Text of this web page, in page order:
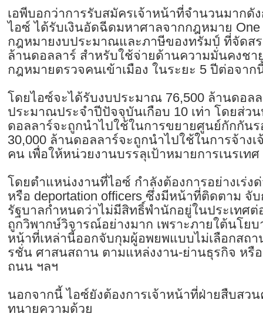
เอพีบอกว่าการรับสมัครเจ้าหน้าที่จำนวนมากดั
ไอซ์ ได้รับเงินอัดฉีดมหาศาลจากกฎหมาย One
กฎหมายงบประมาณและภาษีของทรัมป์ ที่จัดส
ล้านดอลลาร์ สำหรับใช้จ่ายด้านความมั่นคงช
กฎหมายตรวจคนเข้าเมือง ในระยะ 5 ปีต่อจาก
โดยไอซ์จะได้รับงบประมาณ 76,500 ล้านดอล
ประมาณประจำปีปัจจุบันเกือบ 10 เท่า โดยส่ว
ดอลลาร์จะถูกนำไปใช้ในการขยายศูนย์กักกันร
30,000 ล้านดอลลาร์จะถูกนำไปใช้ในการจ้างเ
คน เพื่อให้หน่วยงานบรรลุเป้าหมายการเนรเท
โดยตำแหน่งงานที่ไอซ์ กำลังต้องการอย่างเร่ง
หรือ deportation officers ซึ่งมีหน้าที่ติดตาม จั
รัฐบาลกำหนดว่าไม่มีสิทธิ์พำนักอยู่ในประเทศ
ถูกวิพากษ์วิจารณ์อย่างมาก เพราะภายใต้นโย
หน้าที่เหล่านี้ออกจับกุมผู้อพยพแบบไม่เลือกสถา
รชั่น ศาสนสถาน ตามแหล่งงาน-ย่านธุรกิจ หรื
ถนน ฯลฯ
นอกจากนี้ ไอซ์ยังต้องการเจ้าหน้าที่ฝ่ายสืบสว
ทนายความด้วย